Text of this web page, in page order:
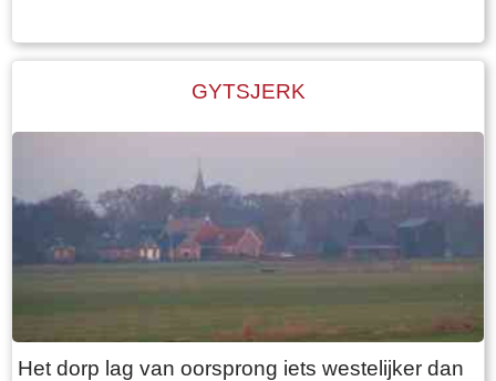
(oorspr. 13e eeuw) wordt gebruikt door de PKN.
GYTSJERK
Het dorp lag van oorsprong iets westelijker dan